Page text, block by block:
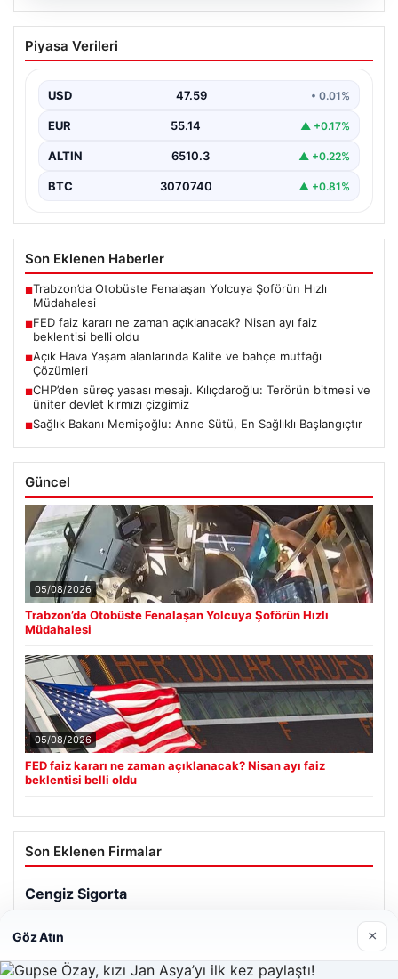
05.08.2026
FED faiz kararı ne zaman açıklanacak?
Nisan ayı faiz beklentisi belli oldu
Piyasa Verileri
USD 47.59 • 0.01%
EUR 55.14 ▲ +0.17%
ALTIN 6510.3 ▲ +0.22%
BTC 3070740 ▲ +0.81%
Son Eklenen Haberler
■Trabzon’da Otobüste Fenalaşan Yolcuya Şoförün Hızlı
Müdahalesi
■FED faiz kararı ne zaman açıklanacak? Nisan ayı faiz
beklentisi belli oldu
■Açık Hava Yaşam alanlarında Kalite ve bahçe mutfağı
Çözümleri
■CHP’den süreç yasası mesajı. Kılıçdaroğlu: Terörün bitmesi ve
üniter devlet kırmızı çizgimiz
■Sağlık Bakanı Memişoğlu: Anne Sütü, En Sağlıklı Başlangıçtır
Güncel
05/08/2026
Trabzon’da Otobüste Fenalaşan Yolcuya Şoförün Hızlı
Müdahalesi
05/08/2026
FED faiz kararı ne zaman açıklanacak? Nisan ayı faiz
beklentisi belli oldu
Son Eklenen Firmalar
Cengiz Sigorta
Göz Atın ×